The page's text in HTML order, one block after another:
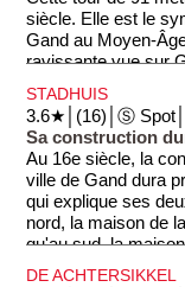
siècle. Elle est le
Gand au Moyen-
ravissante vue sur
aux Draps datant
achetait les tissus.
STADHUIS
3.6★│(16)│Ⓢ
Sa construction
Au 16e siècle, la
ville de Gand dura
qui explique ses
nord, la maison de
qu'au sud, la
Renaissance
DE ACHTERSIKKEL